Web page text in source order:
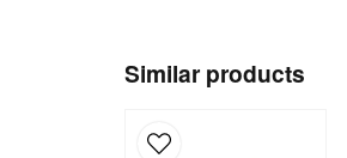
Similar products